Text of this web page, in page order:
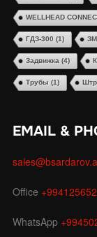
WELLHEAD
ГДЗ-300 (1) ЗМ
Задвижка(4)
Трубы (1)
EMAIL &
Office
WhatsApp